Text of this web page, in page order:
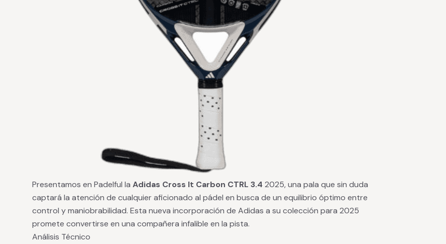
Presentamos en Padelful la Adidas Cross It Carbon CTRL 3.4 2025, una pala que sin duda
captará la atención de cualquier aficionado al pádel en busca de un equilibrio óptimo entre
control y maniobrabilidad. Esta nueva incorporación de Adidas a su colección para 2025
promete convertirse en una compañera infalible en la pista.
Análisis Técnico